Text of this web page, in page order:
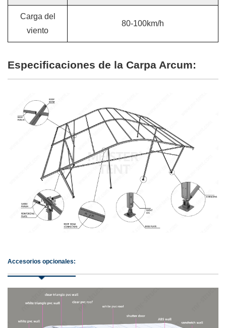
Carga del
viento
80-100km/h
Especificaciones de la Carpa Arcum:
Accesorios opcionales: